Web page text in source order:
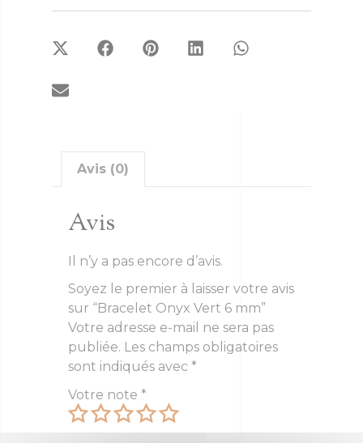
Avis (0)
Avis
Il n’y a pas encore d’avis.
Soyez le premier à laisser votre avis
sur “Bracelet Onyx Vert 6 mm”
Votre adresse e-mail ne sera pas
publiée. Les champs obligatoires
sont indiqués avec *
Votre note *